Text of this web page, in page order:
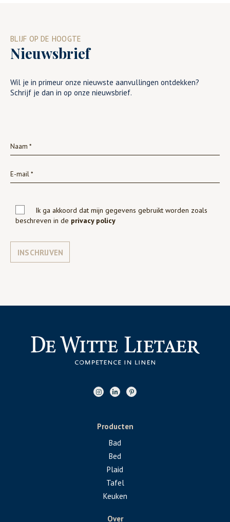
BLIJF OP DE HOOGTE
Nieuwsbrief
Wil je in primeur onze nieuwste aanvullingen ontdekken?
Schrijf je dan in op onze nieuwsbrief.
Ik ga akkoord dat mijn gegevens gebruikt worden zoals
beschreven in de privacy policy
INSCHRIJVEN
Producten
Bad
Bed
Plaid
Tafel
Keuken
Over